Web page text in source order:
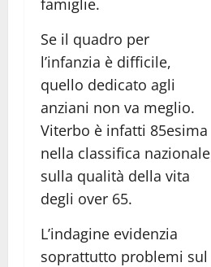
famiglie.
Se il quadro per
l’infanzia è difficile,
quello dedicato agli
anziani non va meglio.
Viterbo è infatti 85esima
nella classifica nazionale
sulla qualità della vita
degli over 65.
L’indagine evidenzia
soprattutto problemi sul